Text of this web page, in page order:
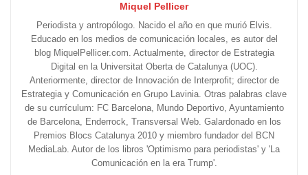
Miquel Pellicer
Periodista y antropólogo. Nacido el año en que murió Elvis.
Educado en los medios de comunicación locales, es autor del
blog MiquelPellicer.com. Actualmente, director de Estrategia
Digital en la Universitat Oberta de Catalunya (UOC).
Anteriormente, director de Innovación de Interprofit; director de
Estrategia y Comunicación en Grupo Lavinia. Otras palabras clave
de su currículum: FC Barcelona, Mundo Deportivo, Ayuntamiento
de Barcelona, Enderrock, Transversal Web. Galardonado en los
Premios Blocs Catalunya 2010 y miembro fundador del BCN
MediaLab. Autor de los libros 'Optimismo para periodistas' y 'La
Comunicación en la era Trump'.